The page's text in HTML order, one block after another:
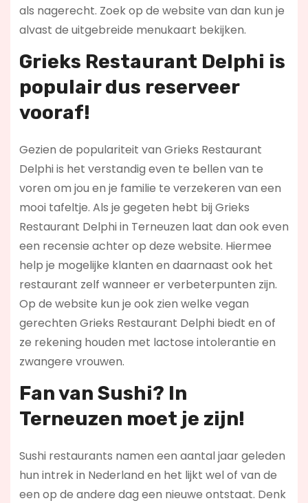
als nagerecht. Zoek op de website van dan kun je
alvast de uitgebreide menukaart bekijken.
Grieks Restaurant Delphi is
populair dus reserveer
vooraf!
Gezien de populariteit van Grieks Restaurant
Delphi is het verstandig even te bellen van te
voren om jou en je familie te verzekeren van een
mooi tafeltje. Als je gegeten hebt bij Grieks
Restaurant Delphi in Terneuzen laat dan ook even
een recensie achter op deze website. Hiermee
help je mogelijke klanten en daarnaast ook het
restaurant zelf wanneer er verbeterpunten zijn.
Op de website kun je ook zien welke vegan
gerechten Grieks Restaurant Delphi biedt en of
ze rekening houden met lactose intolerantie en
zwangere vrouwen.
Fan van Sushi? In
Terneuzen moet je zijn!
Sushi restaurants namen een aantal jaar geleden
hun intrek in Nederland en het lijkt wel of van de
een op de andere dag een nieuwe ontstaat. Denk